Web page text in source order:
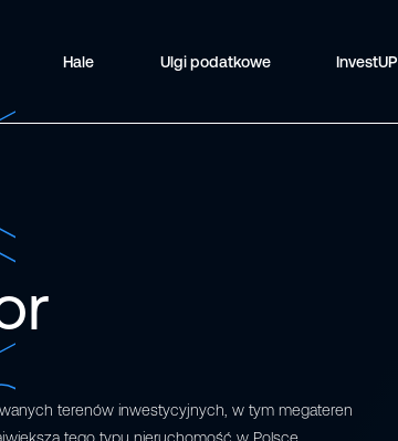
Hale Ulgi podatkowe InvestUP
terenów inwestycyjnych, w tym megateren